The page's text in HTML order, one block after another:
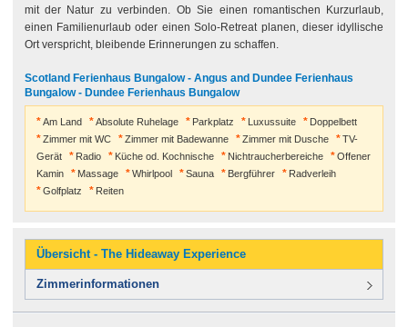
mit der Natur zu verbinden. Ob Sie einen romantischen Kurzurlaub,
einen Familienurlaub oder einen Solo-Retreat planen, dieser idyllische
Ort verspricht, bleibende Erinnerungen zu schaffen.
Scotland Ferienhaus Bungalow - Angus and Dundee Ferienhaus
Bungalow - Dundee Ferienhaus Bungalow
Am Land Absolute Ruhelage Parkplatz Luxussuite
Doppelbett
Zimmer mit WC
Zimmer mit Badewanne Zimmer mit Dusche
TV-
Gerät
Radio Küche od. Kochnische Nichtraucherbereiche
Offener
Kamin
Massage Whirlpool Sauna Bergführer
Radverleih
Golfplatz
Reiten
Übersicht - The Hideaway Experience
Zimmerinformationen